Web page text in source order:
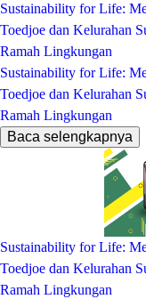
Sustainability for Life:
Toedjoe dan Kelurahan
Ramah Lingkungan
Sustainability for Life:
Toedjoe dan Kelurahan
Ramah Lingkungan
Baca selengkapnya
Sustainability for Life:
Toedjoe dan Kelurahan
Ramah Lingkungan